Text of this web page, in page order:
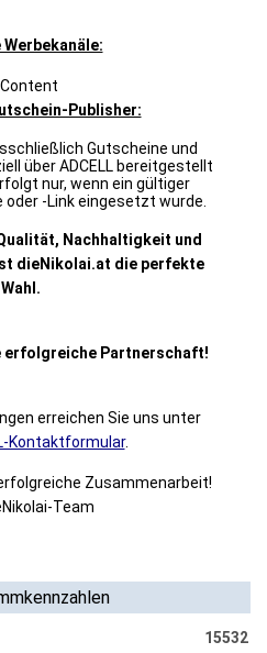
Werbekanäle:
Content
Gutscheine und
über ADCELL bereitgestellt
nur, wenn ein gültiger
oder -Link eingesetzt wurde.
Nachhaltigkeit und
dieNikolai.at die perfekte
Wahl.
erfolgreiche Partnerschaft!
erreichen Sie uns unter
Kontaktformular.
Zusammenarbeit!
Team
15532